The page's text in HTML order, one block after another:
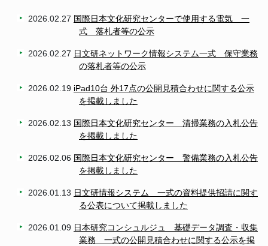
2026.02.27 国際日本文化研究センターで使用する電気 一
式 落札者等の公示
2026.02.27 日文研ネットワーク情報システム一式 保守業務
の落札者等の公示
2026.02.19 iPad10台 外17点の公開見積合わせに関する公示
を掲載しました
2026.02.13 国際日本文化研究センター 清掃業務の入札公告
を掲載しました
2026.02.06 国際日本文化研究センター 警備業務の入札公告
を掲載しました
2026.01.13 日文研情報システム 一式の資料提供招請に関す
る公表について掲載しました
2026.01.09 日本研究コンシュルジュ 基礎データ調査・収集
業務 一式の公開見積合わせに関する公示を掲